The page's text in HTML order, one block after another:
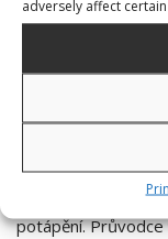
adversely affect
Neopren má
tepelně izolační
booties při
potápění.